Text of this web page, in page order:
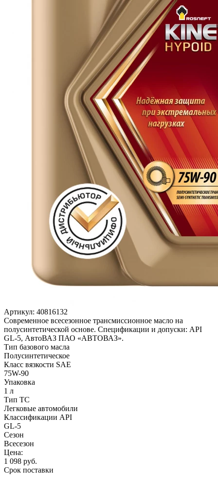
Артикул: 40816132
Современное всесезонное трансмиссионное масло на
полусинтетической основе. Спецификации и допуски: API
GL-5, АвтоВАЗ ПАО «АВТОВАЗ».
Тип базового масла
Полусинтетическое
Класс вязкости SAE
75W-90
Упаковка
1 л
Тип ТС
Легковые автомобили
Классификации API
GL-5
Сезон
Всесезон
Цена:
1 098 руб.
Срок поставки